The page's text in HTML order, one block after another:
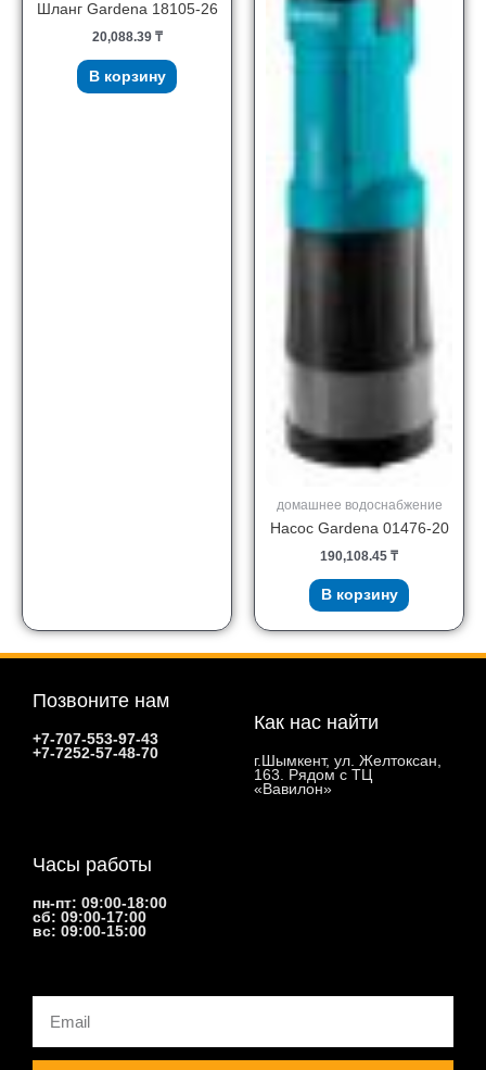
Шланг Gardena 18105-26
20,088.39 ₸
В корзину
домашнее водоснабжение
Насос Gardena 01476-20
190,108.45 ₸
В корзину
Позвоните нам
+7-707-553-97-43
+7-7252-57-48-70
Как нас найти
г.Шымкент, ул. Желтоксан,
163. Рядом с ТЦ
«Вавилон»
Часы работы
пн-пт: 09:00-18:00
сб: 09:00-17:00
вс: 09:00-15:00